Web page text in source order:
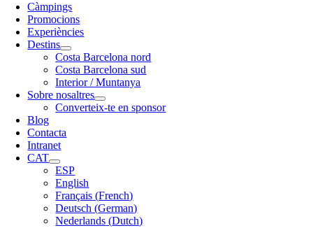
Càmpings
Promocions
Experiències
Destins
Costa Barcelona nord
Costa Barcelona sud
Interior / Muntanya
Sobre nosaltres
Converteix-te en sponsor
Blog
Contacta
Intranet
CAT
ESP
English
Français (French)
Deutsch (German)
Nederlands (Dutch)